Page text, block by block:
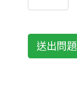
送出問題